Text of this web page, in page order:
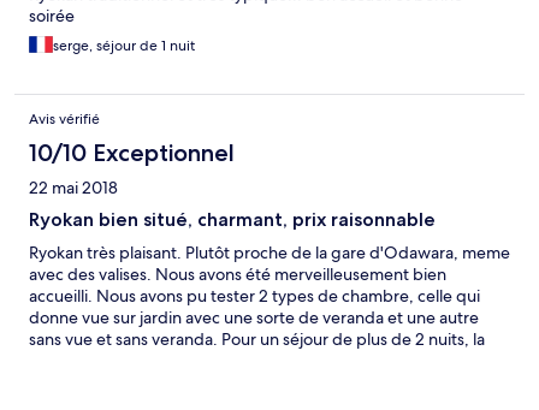
soirée
serge, séjour de 1 nuit
Avis vérifié
10/10 Exceptionnel
22 mai 2018
Ryokan bien situé, charmant, prix raisonnable
Ryokan très plaisant. Plutôt proche de la gare d'Odawara, meme
avec des valises. Nous avons été merveilleusement bien
accueilli. Nous avons pu tester 2 types de chambre, celle qui
donne vue sur jardin avec une sorte de veranda et une autre
sans vue et sans veranda. Pour un séjour de plus de 2 nuits, la